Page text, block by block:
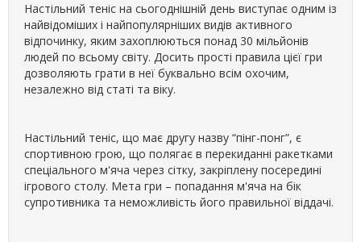
Настільний теніс на сьогоднішній день виступає одним із
найвідоміших і найпопулярніших видів активного
відпочинку, яким захоплюються понад 30 мільйонів
людей по всьому світу. Досить прості правила цієї гри
дозволяють грати в неї буквально всім охочим,
незалежно від статі та віку.
Настільний теніс, що має другу назву “пінг-понг”, є
спортивною грою, що полягає в перекиданні ракетками
спеціального м'яча через сітку, закріплену посередині
ігрового столу. Мета гри – попадання м'яча на бік
супротивника та неможливість його правильної віддачі.